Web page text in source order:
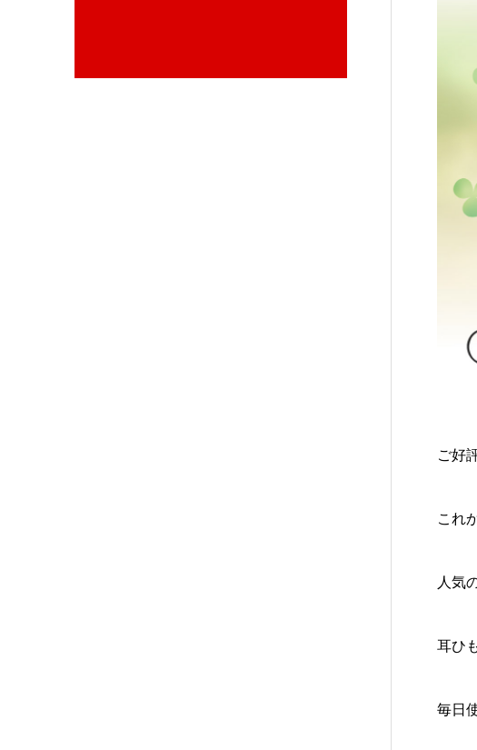
ご好
これ
人気
耳ひ
毎日